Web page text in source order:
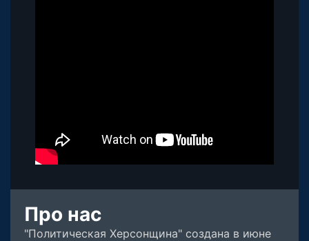
Про нас
"Политическая Херсонщина" создана в июне